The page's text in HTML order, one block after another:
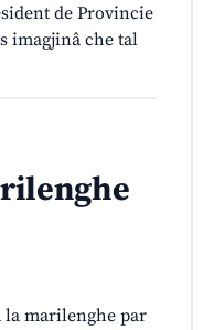
de Provincie
imagjinâ che tal
la marilenghe par